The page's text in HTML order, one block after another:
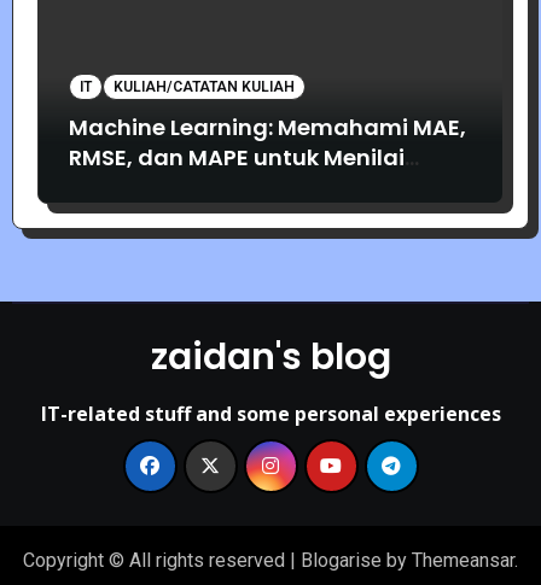
IT KULIAH/CATATAN KULIAH
Machine Learning: Memahami MAE,
RMSE, dan MAPE untuk Menilai
zaidan's blog
IT-related stuff and some personal experiences
Copyright © All rights reserved Blogarise by Themeansar.